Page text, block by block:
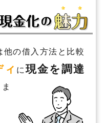
の借入方法と比較
に現金を調達